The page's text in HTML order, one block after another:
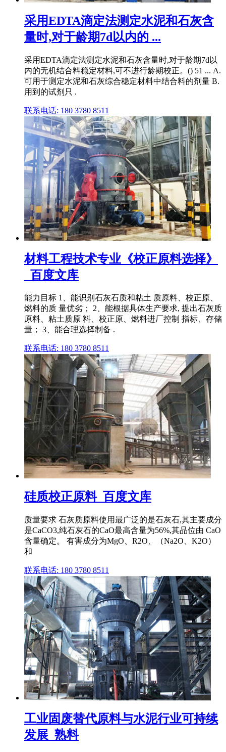
采用EDTA滴定法测定水泥和石灰含
量时,对于龄期7d以内的 ...
采用EDTA滴定法测定水泥和石灰含量时,对于龄期7d以
内的无机结合料稳定材料,可不进行龄期校正。() 51 ... A.
可用于测定水泥和石灰综合稳定材料中结合料的剂量 B.
用到的试剂只 .
联系电话: 180 3780 8511
材料工程技术专业《校正原料选择》
_百度文库
能力目标 1、能识别石灰石质和粘土 质原料、校正原、
燃料的质 量优劣； 2、能根据具体生产要求, 提出石灰质
原料、粘土质原 料、校正原、燃料进厂控制 指标、存储
量； 3、能合理选择制备 .
联系电话: 180 3780 8511
硅质校正原料_百度文库
质量要求 石灰质原料使用最广泛的是石灰石,其主要成分
是CaCO3,纯石灰石的CaO最高含量为56%,其品位由 CaO
含量确定。 有害成分为MgO、R2O、（Na2O、K2O）
和
联系电话: 180 3780 8511
工业固废替代原料与水泥行业可持续
发展_熟料